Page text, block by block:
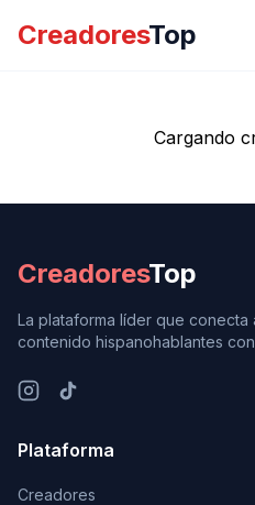
CreadoresTop
Cargando
CreadoresTop
La plataforma líder que
contenido hispanohablantes
Plataforma
Creadores